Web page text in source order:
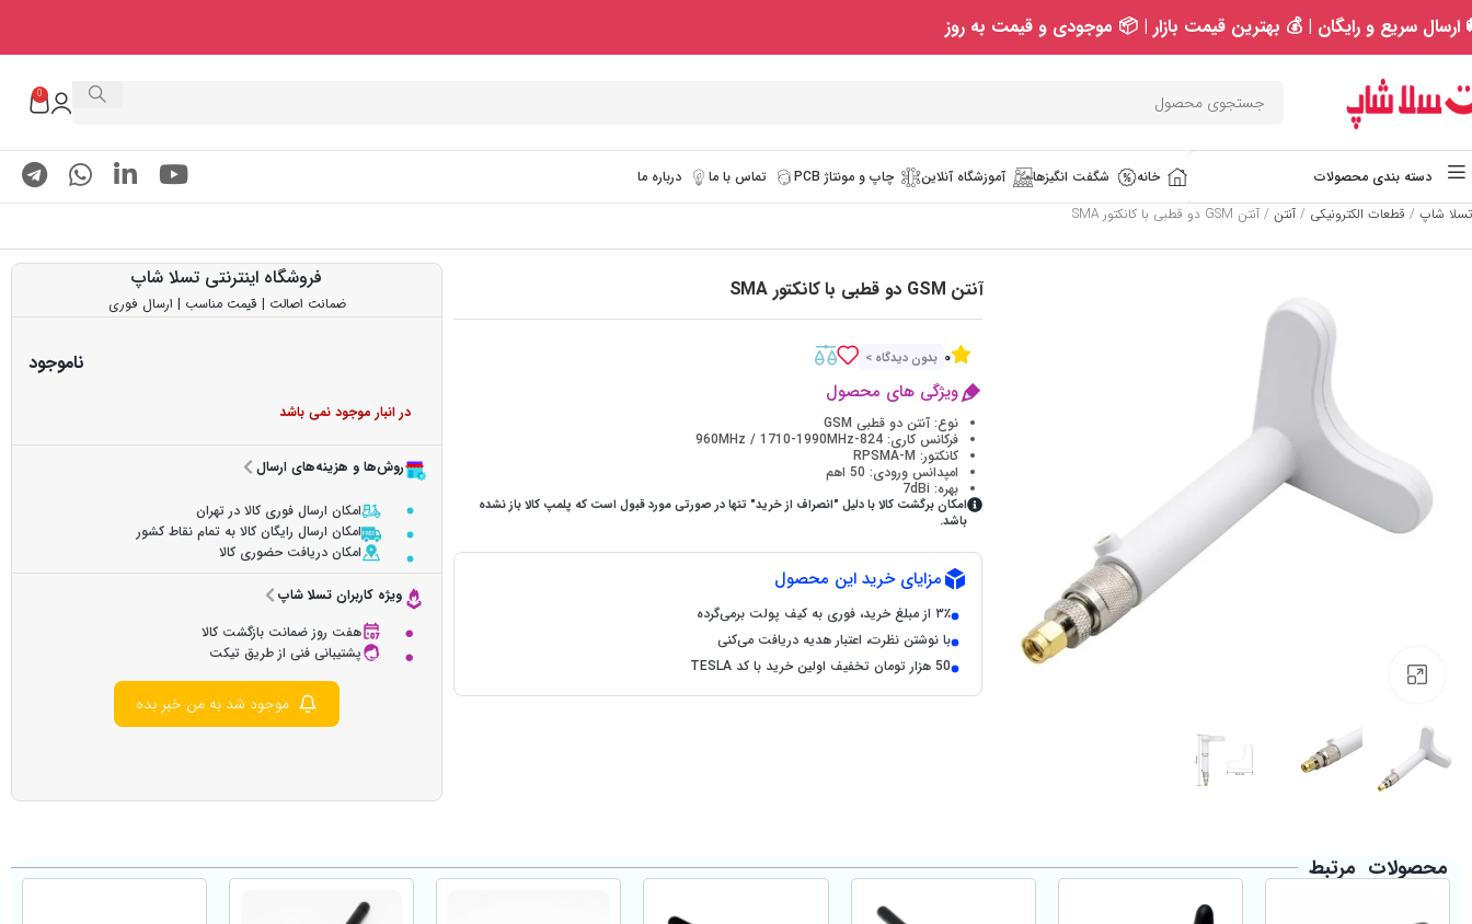
ارسال سریع و رایگان | 💰 بهترین قیمت بازار | 📦 موجودی و قیمت به روز
0
دسته بندی محصولات خانه شگفت انگیزها آموزشگاه آنلاین چاپ و مونتاژ PCB تماس با ما
درباره ما
تسلا شاپ / قطعات الکترونیکی / آنتن / آنتن GSM دو قطبی با کانکتور SMA
آنتن GSM دو قطبی با کانکتور SMA
0 بدون دیدگاه >
ویژگی های محصول
نوع: آنتن دو قطبی GSM
فرکانس کاری: 824-960MHz / 1710-1990MHz
کانکتور: RPSMA-M
امپدانس ورودی: 50 اهم
بهره: 7dBi
امکان برگشت کالا با دلیل "انصراف از خرید" تنها در صورتی مورد قبول است که پلمپ کالا باز نشده
باشد.
مزایای خرید این محصول
۳٪ از مبلغ خرید، فوری به کیف پولت برمی‌گرده
با نوشتن نظرت، اعتبار هدیه دریافت می‌کنی
50 هزار تومان تخفیف اولین خرید با کد TESLA
فروشگاه اینترنتی تسلا شاپ
ضمانت اصالت | قیمت مناسب | ارسال فوری
ناموجود
در انبار موجود نمی باشد
روش‌ها و هزینه‌های ارسال
امکان ارسال فوری کالا در تهران
امکان ارسال رایگان کالا به تمام نقاط کشور
امکان دریافت حضوری کالا
ویژه کاربران تسلا شاپ
هفت روز ضمانت بازگشت کالا
پشتیبانی فنی از طریق تیکت
موجود شد به من خبر بده
محصولات مرتبط